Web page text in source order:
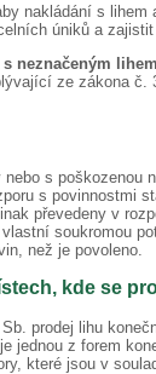
nakládání s lihem
úniků a zajistit
neznačeným lihem
ze zákona č.
s poškozenou
s povinnostmi
převedeny v
soukromou
než je povoleno.
kde se
prodej lihu
z forem
které jsou v